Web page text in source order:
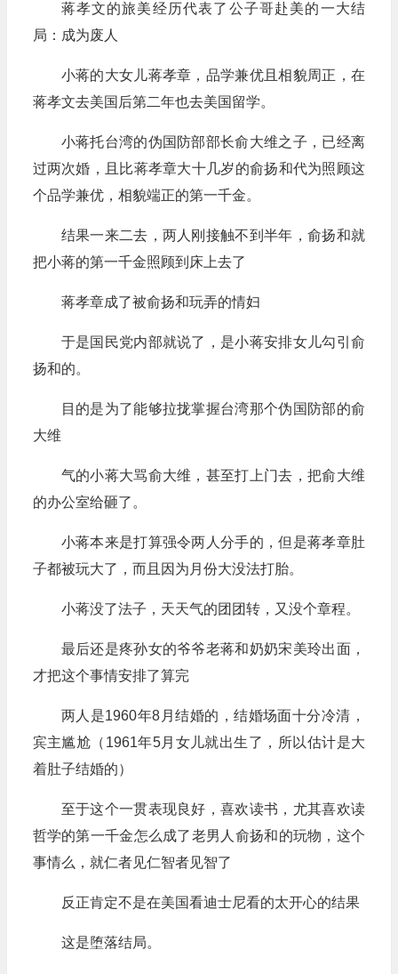
蒋孝文的旅美经历代表了公子哥赴美的一大结
局：成为废人
小蒋的大女儿蒋孝章，品学兼优且相貌周正，在
蒋孝文去美国后第二年也去美国留学。
小蒋托台湾的伪国防部部长俞大维之子，已经离
过两次婚，且比蒋孝章大十几岁的俞扬和代为照顾这
个品学兼优，相貌端正的第一千金。
结果一来二去，两人刚接触不到半年，俞扬和就
把小蒋的第一千金照顾到床上去了
蒋孝章成了被俞扬和玩弄的情妇
于是国民党内部就说了，是小蒋安排女儿勾引俞
扬和的。
目的是为了能够拉拢掌握台湾那个伪国防部的俞
大维
气的小蒋大骂俞大维，甚至打上门去，把俞大维
的办公室给砸了。
小蒋本来是打算强令两人分手的，但是蒋孝章肚
子都被玩大了，而且因为月份大没法打胎。
小蒋没了法子，天天气的团团转，又没个章程。
最后还是疼孙女的爷爷老蒋和奶奶宋美玲出面，
才把这个事情安排了算完
两人是1960年8月结婚的，结婚场面十分冷清，
宾主尴尬（1961年5月女儿就出生了，所以估计是大
着肚子结婚的）
至于这个一贯表现良好，喜欢读书，尤其喜欢读
哲学的第一千金怎么成了老男人俞扬和的玩物，这个
事情么，就仁者见仁智者见智了
反正肯定不是在美国看迪士尼看的太开心的结果
这是堕落结局。